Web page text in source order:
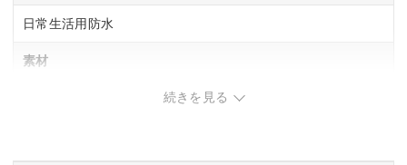
日常生活用防水
素材
ケース：ステンレス、バンド：ワニ皮
続きを見る